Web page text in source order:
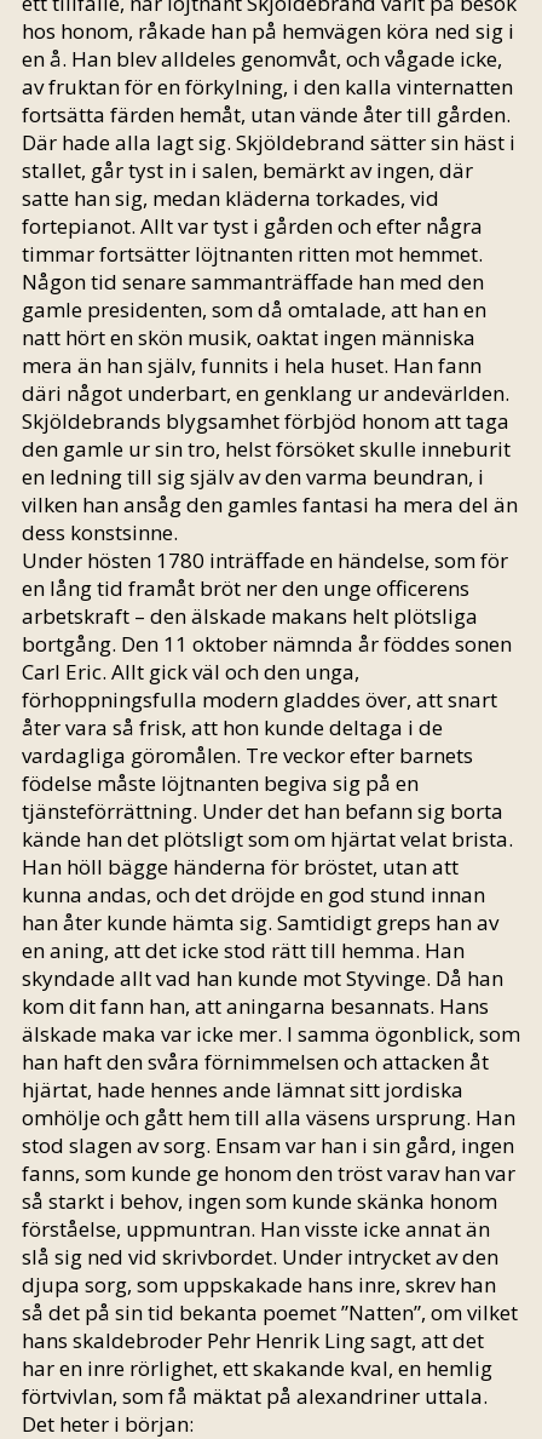
hos honom, råkade han på hemvägen köra ned sig i
en å. Han blev alldeles genomvåt, och vågade icke,
av fruktan för en förkylning, i den kalla vinternatten
fortsätta färden hemåt, utan vände åter till gården.
Där hade alla lagt sig. Skjöldebrand sätter sin häst i
stallet, går tyst in i salen, bemärkt av ingen, där
satte han sig, medan kläderna torkades, vid
fortepianot. Allt var tyst i gården och efter några
timmar fortsätter löjtnanten ritten mot hemmet.
Någon tid senare sammanträffade han med den
gamle presidenten, som då omtalade, att han en
natt hört en skön musik, oaktat ingen människa
mera än han själv, funnits i hela huset. Han fann
däri något underbart, en genklang ur andevärlden.
Skjöldebrands blygsamhet förbjöd honom att taga
den gamle ur sin tro, helst försöket skulle inneburit
en ledning till sig själv av den varma beundran, i
vilken han ansåg den gamles fantasi ha mera del än
dess konstsinne.
Under hösten 1780 inträffade en händelse, som för
en lång tid framåt bröt ner den unge officerens
arbetskraft – den älskade makans helt plötsliga
bortgång. Den 11 oktober nämnda år föddes sonen
Carl Eric. Allt gick väl och den unga,
förhoppningsfulla modern gladdes över, att snart
åter vara så frisk, att hon kunde deltaga i de
vardagliga göromålen. Tre veckor efter barnets
födelse måste löjtnanten begiva sig på en
tjänsteförrättning. Under det han befann sig borta
kände han det plötsligt som om hjärtat velat brista.
Han höll bägge händerna för bröstet, utan att
kunna andas, och det dröjde en god stund innan
han åter kunde hämta sig. Samtidigt greps han av
en aning, att det icke stod rätt till hemma. Han
skyndade allt vad han kunde mot Styvinge. Då han
kom dit fann han, att aningarna besannats. Hans
älskade maka var icke mer. I samma ögonblick, som
han haft den svåra förnimmelsen och attacken åt
hjärtat, hade hennes ande lämnat sitt jordiska
omhölje och gått hem till alla väsens ursprung. Han
stod slagen av sorg. Ensam var han i sin gård, ingen
fanns, som kunde ge honom den tröst varav han var
så starkt i behov, ingen som kunde skänka honom
förståelse, uppmuntran. Han visste icke annat än
slå sig ned vid skrivbordet. Under intrycket av den
djupa sorg, som uppskakade hans inre, skrev han
så det på sin tid bekanta poemet ”Natten”, om vilket
hans skaldebroder Pehr Henrik Ling sagt, att det
har en inre rörlighet, ett skakande kval, en hemlig
förtvivlan, som få mäktat på alexandriner uttala.
Det heter i början: